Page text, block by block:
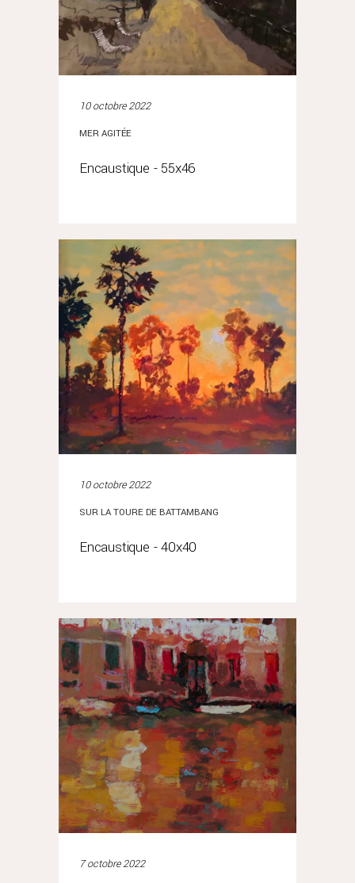
10 octobre 2022
MER AGITÉE
Encaustique - 55x46
10 octobre 2022
SUR LA TOURE DE BATTAMBANG
Encaustique - 40x40
7 octobre 2022